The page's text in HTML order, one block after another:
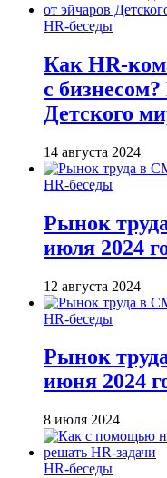
HR-беседы
Как HR-
с
Детского
14 августа 2024
HR-беседы
Рынок
июля 2024
12 августа 2024
HR-беседы
Рынок
июня 2024
8 июля 2024
HR-беседы